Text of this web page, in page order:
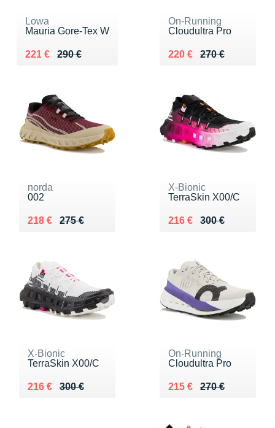
Lowa
Mauria Gore-Tex W
290 €
Au lieu de 290 €
221 €
Vendu 221 €
On-Running
Cloudultra Pro
270 €
Au lieu de 270 €
220 €
Vendu 220 €
norda
002
275 €
Au lieu de 275 €
218 €
Vendu 218 €
X-Bionic
TerraSkin X00/C
300 €
Au lieu de 300 €
216 €
Vendu 216 €
X-Bionic
TerraSkin X00/C
300 €
Au lieu de 300 €
216 €
Vendu 216 €
On-Running
Cloudultra Pro
270 €
Au lieu de 270 €
215 €
Vendu 215 €